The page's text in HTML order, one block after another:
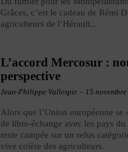
Grâces, c’est le cadeau de Rémi
agriculteurs de l’Hérault...
L’accord Mercosur :
perspective
Jean-Philippe Vallespir - 15
Alors que l’Union européenne
de libre-échange avec les pays
reste campée sur un refus
vive colère des agriculteurs.